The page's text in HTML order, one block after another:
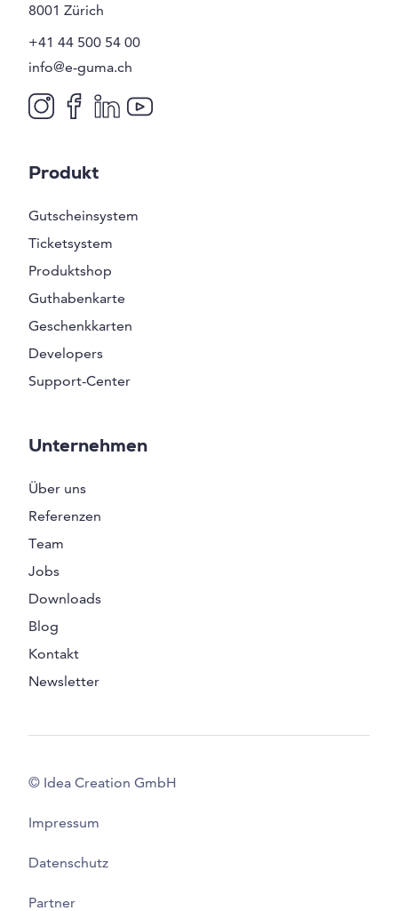
8001 Zürich
+41 44 500 54 00
info@e-guma.ch
Produkt
Gutscheinsystem
Ticketsystem
Produktshop
Guthabenkarte
Geschenkkarten
Developers
Support-Center
Unternehmen
Über uns
Referenzen
Team
Jobs
Downloads
Blog
Kontakt
Newsletter
© Idea Creation GmbH
Impressum
Datenschutz
Partner